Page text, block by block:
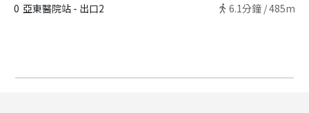
0 亞東醫院站 - 出口2 6.1分鐘 /485m